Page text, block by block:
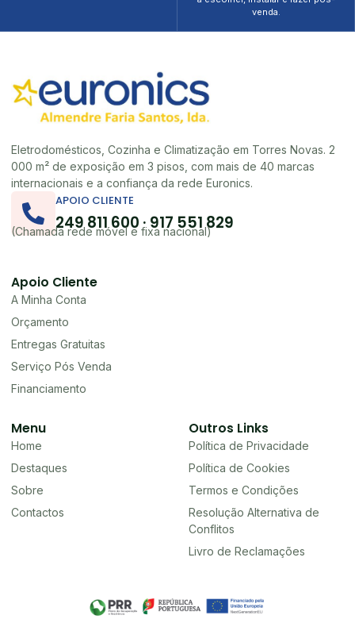
venda.
Eletrodomésticos, Cozinha e Climatização em Torres Novas. 2
000 m² de exposição em 3 pisos, com mais de 40 marcas
internacionais e a confiança da rede Euronics.
APOIO CLIENTE
249 811 600 · 917 551 829
(Chamada rede móvel e fixa nacional)
Apoio Cliente
A Minha Conta
Orçamento
Entregas Gratuitas
Serviço Pós Venda
Financiamento
Menu
Home
Destaques
Sobre
Contactos
Outros Links
Política de Privacidade
Política de Cookies
Termos e Condições
Resolução Alternativa de
Conflitos
Livro de Reclamações